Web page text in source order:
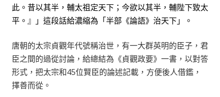
此。昔以其半，輔太祖定天下；今欲以其半，輔陛下致太
平。』」這段話給濃縮為「半部《論語》治天下」。
唐朝的太宗貞觀年代號稱治世，有一大群英明的臣子，君
臣之間的過從討論，給總結為《貞觀政要》一書，以對答
形式，把太宗和45位賢臣的論述記載，方便後人借鑑，
擇善而從。